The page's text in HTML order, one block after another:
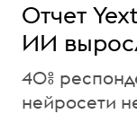
Отчет
ИИ
40%
нейросети